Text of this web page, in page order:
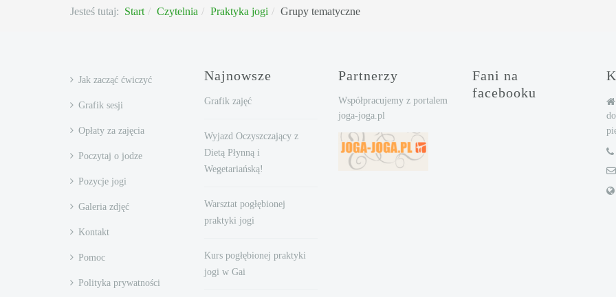
Jesteś tutaj: Start Czytelnia Praktyka jogi Grupy tematyczne
Jak zacząć ćwiczyć
Grafik sesji
Opłaty za zajęcia
Poczytaj o jodze
Pozycje jogi
Galeria zdjęć
Kontakt
Pomoc
Polityka prywatności
Najnowsze
Grafik zajęć
Wyjazd Oczyszczający z
Dietą Płynną i
Wegetariańską!
Warsztat pogłębionej
praktyki jogi
Kurs pogłębionej praktyki
jogi w Gai
Partnerzy
Współpracujemy z portalem
joga-joga.pl
Fani na
facebooku